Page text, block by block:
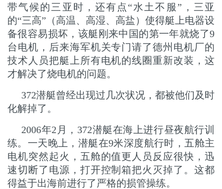
带气候的三亚时，还有点“水土不服”，三亚
的“三高”（高温、高湿、高盐）使得艇上电器设
备很容易损坏，该艇刚来中国的第一年就烧了9
台电机，后来海军机关专门请了德州电机厂的
技术人员把艇上所有电机的线圈重新改装，这
才解决了烧电机的问题。
372潜艇曾经出现过几次状况，都被他们及时
化解掉了。
2006年2月，372潜艇在海上进行昼夜航行训
练。一天晚上，潜艇在9米深度航行时，五舱主
电机突然起火，五舱的值更人员反应很快，迅
速切断了电源，打开控制箱把火灭掉了。这都
得益于出海前进行了严格的损管操练。